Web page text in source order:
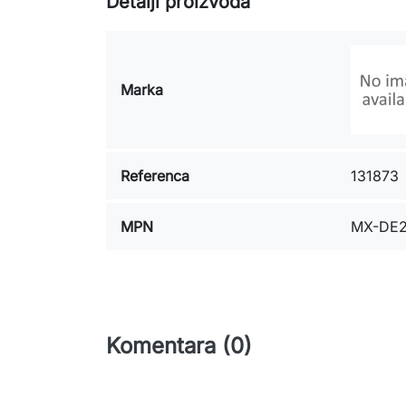
Marka
Referenca 131873
MPN MX-
Komentara (0)